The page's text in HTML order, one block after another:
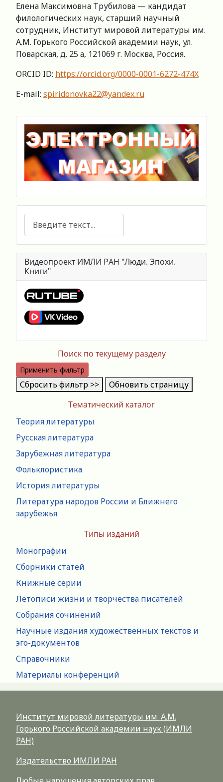
Тематический каталог
Теория литературы
Русская литература
Зарубежная литература
Фольклористика
История литературы
Литература народов России и Ближнего
зарубежья
Типы изданий
Монографии
Сборники статей
Книжные серии
Летописи жизни и творчества писателей
Собрания сочинений
Научные издания художественных текстов и
эго-документов
Справочники
Материалы конференций
Елена Максимовна Трубилова — кандидат
филологических наук, старший научный
сотрудник, Институт мировой литературы им.
А.М. Горького Российской академии наук, ул.
Поварская, д. 25 а, 121069 г. Москва, Россия.
ORCID ID: https://orcid.org/0000-0001-6272-474X
E-mail: spiridonovka22@yandex.ru
Поиск
Видеопроект ИМЛИ РАН "Люди. Эпохи.
Книги"
Поиск по текущему разделу
Применить фильтр
Сбросить фильтр >> Обновить страницу
Институт мировой литературы им. А.М.
Горького Российской академии наук (ИМЛИ
РАН)
Издательство ИМЛИ РАН